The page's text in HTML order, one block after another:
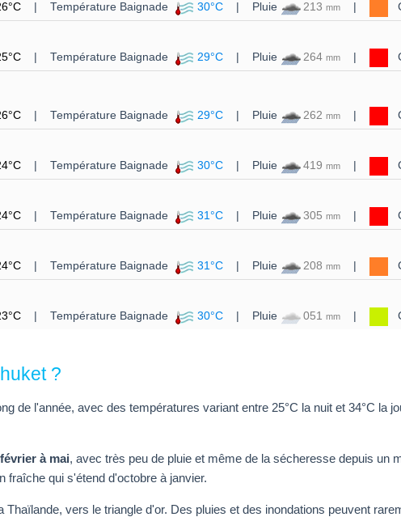
| Température Baignade 30°C | Pluie 213 mm
| Température Baignade 29°C | Pluie 264 mm
| Température Baignade 29°C | Pluie 262 mm
| Température Baignade 30°C | Pluie 419 mm
| Température Baignade 31°C | Pluie 305 mm
| Température Baignade 31°C | Pluie 208 mm
| Température Baignade 30°C | Pluie 051 mm
?
de l'année, avec des températures variant entre 25°C la nuit et 34°C la
février à mai, avec très peu de pluie et même de la sécheresse depuis un
fraîche qui s'étend d'octobre à janvier.
vers le triangle d'or. Des pluies et des inondations peuvent